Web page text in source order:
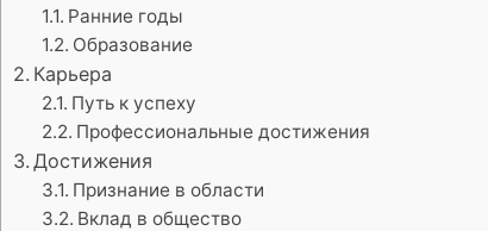
Ранние годы
Образование
Карьера
Путь к успеху
Профессиональные достижения
Достижения
Признание в области
Вклад в общество